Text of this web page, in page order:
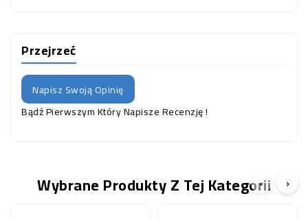
Przejrzeć
Napisz Swoją Opinię
Bądź Pierwszym Który Napisze Recenzję !
Wybrane Produkty Z Tej Kategorii
‹ ›